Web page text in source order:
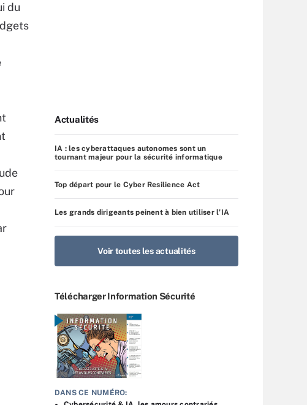
du
Actualités
IA : les cyberattaques autonomes sont un
tournant majeur pour la sécurité informatique
Top départ pour le Cyber Resilience Act
Les grands dirigeants peinent à bien utiliser l’IA
Voir toutes les actualités
Télécharger Information Sécurité
DANS CE NUMÉRO: